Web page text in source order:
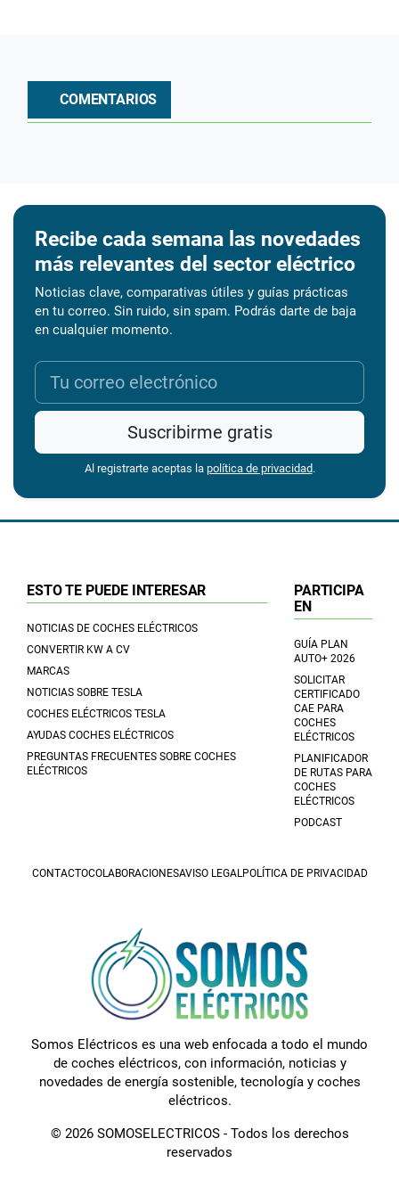
COMENTARIOS
Recibe cada semana las novedades
más relevantes del sector eléctrico
Noticias clave, comparativas útiles y guías prácticas
en tu correo. Sin ruido, sin spam. Podrás darte de baja
en cualquier momento.
Suscribirme gratis
Al registrarte aceptas la política de privacidad.
ESTO TE PUEDE INTERESAR
NOTICIAS DE COCHES ELÉCTRICOS
CONVERTIR KW A CV
MARCAS
NOTICIAS SOBRE TESLA
COCHES ELÉCTRICOS TESLA
AYUDAS COCHES ELÉCTRICOS
PREGUNTAS FRECUENTES SOBRE COCHES
ELÉCTRICOS
PARTICIPA
EN
GUÍA PLAN
AUTO+ 2026
SOLICITAR
CERTIFICADO
CAE PARA
COCHES
ELÉCTRICOS
PLANIFICADOR
DE RUTAS PARA
COCHES
ELÉCTRICOS
PODCAST
CONTACTOCOLABORACIONESAVISO LEGAL POLÍTICA DE PRIVACIDAD
Somos Eléctricos es una web enfocada a todo el mundo
de coches eléctricos, con información, noticias y
novedades de energía sostenible, tecnología y coches
eléctricos.
© 2026 SOMOSELECTRICOS - Todos los derechos
reservados